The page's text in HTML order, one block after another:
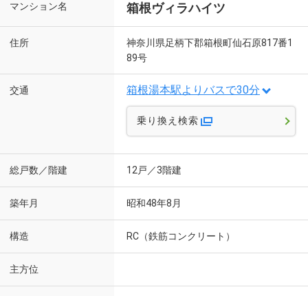
マンション名 箱根ヴィラハイツ
住所
神奈川県足柄下郡箱根町仙石原817番1
89号
交通 箱根湯本駅よりバスで30分
乗り換え検索
総戸数／階建 12戸／3階建
築年月 昭和48年8月
構造 RC（鉄筋コンクリート）
主方位